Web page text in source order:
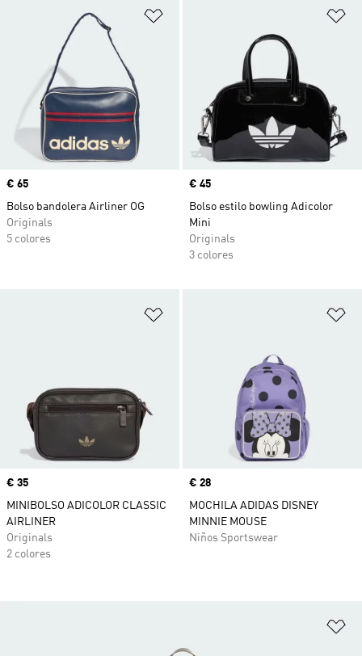
Precio
€ 65
Bolso bandolera Airliner OG
Originals
5 colores
Precio
€ 45
Bolso estilo bowling Adicolor
Mini
Originals
3 colores
Precio
€ 35
MINIBOLSO ADICOLOR CLASSIC
AIRLINER
Originals
2 colores
Precio
€ 28
MOCHILA ADIDAS DISNEY
MINNIE MOUSE
Niños Sportswear